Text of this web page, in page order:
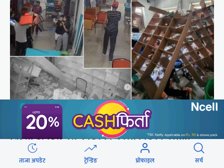
दिउँसो डाक्टर, नर्स कुटिएको कालीकोटको पलाँता
अस्पतालमा राति फेरि आक्रमण
ताजा अपडेट ट्रेन्डिङ प्रोफाइल सर्च